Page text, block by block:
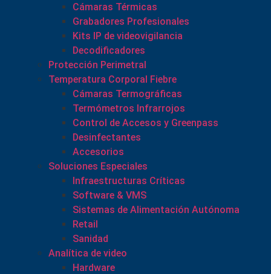
Cámaras Térmicas
Grabadores Profesionales
Kits IP de videovigilancia
Decodificadores
Protección Perimetral
Temperatura Corporal Fiebre
Cámaras Termográficas
Termómetros Infrarrojos
Control de Accesos y Greenpass
Desinfectantes
Accesorios
Soluciones Especiales
Infraestructuras Críticas
Software & VMS
Sistemas de Alimentación Autónoma
Retail
Sanidad
Analítica de video
Hardware